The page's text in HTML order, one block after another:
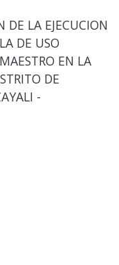
DE LA EJECUCION
DE USO
EN LA
DE
-